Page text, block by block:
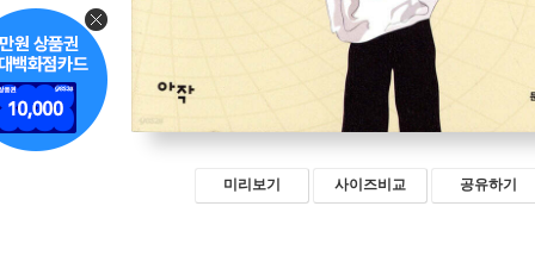
미리보기 사이즈비교 공유하기